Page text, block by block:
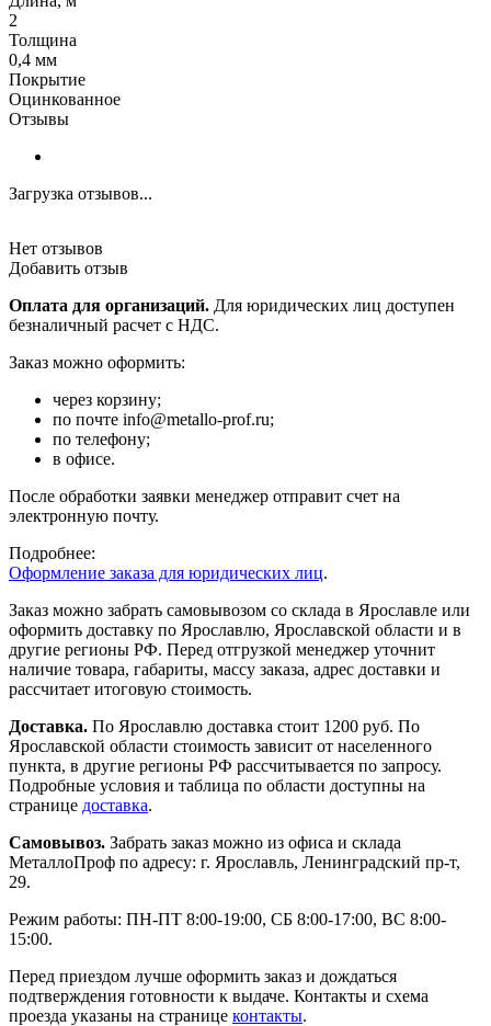
2
Толщина
0,4 мм
Покрытие
Оцинкованное
Отзывы
Загрузка отзывов...
Нет отзывов
Добавить отзыв
Оплата для организаций. Для юридических лиц доступен
безналичный расчет с НДС.
Заказ можно оформить:
через корзину;
по почте info@metallo-prof.ru;
по телефону;
в офисе.
После обработки заявки менеджер отправит счет на
электронную почту.
Подробнее:
Оформление заказа для юридических лиц.
Заказ можно забрать самовывозом со склада в Ярославле или
оформить доставку по Ярославлю, Ярославской области и в
другие регионы РФ. Перед отгрузкой менеджер уточнит
наличие товара, габариты, массу заказа, адрес доставки и
рассчитает итоговую стоимость.
Доставка. По Ярославлю доставка стоит 1200 руб. По
Ярославской области стоимость зависит от населенного
пункта, в другие регионы РФ рассчитывается по запросу.
Подробные условия и таблица по области доступны на
странице доставка.
Самовывоз. Забрать заказ можно из офиса и склада
МеталлоПроф по адресу: г. Ярославль, Ленинградский пр-т,
29.
Режим работы: ПН-ПТ 8:00-19:00, СБ 8:00-17:00, ВС 8:00-
15:00.
Перед приездом лучше оформить заказ и дождаться
подтверждения готовности к выдаче. Контакты и схема
проезда указаны на странице контакты.